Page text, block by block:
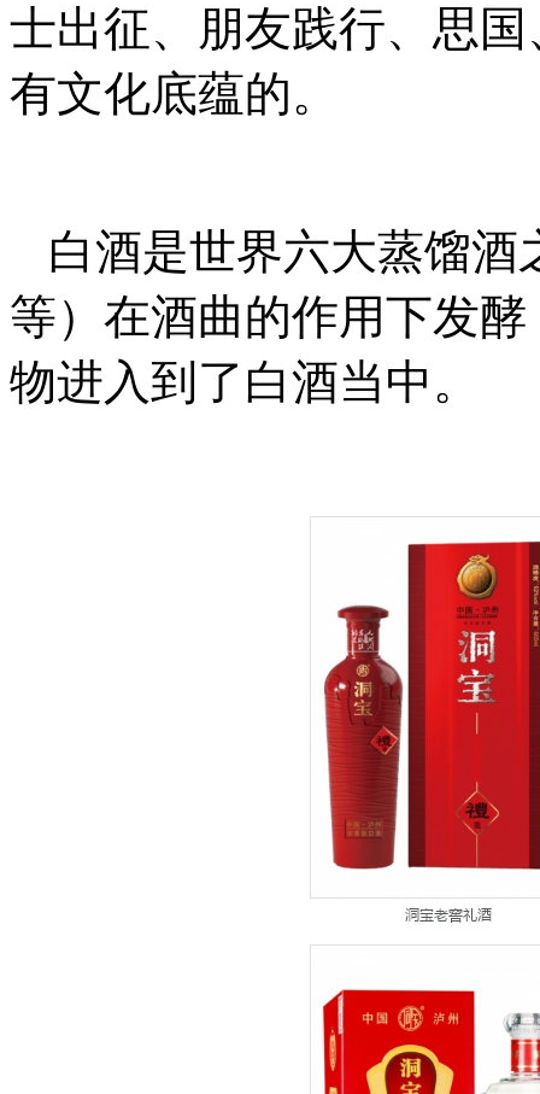
士出征、朋友践行、思
有文化底蕴的。
白酒是世界六大蒸馏
等）在酒曲的作用下发
物进入到了白酒当中。